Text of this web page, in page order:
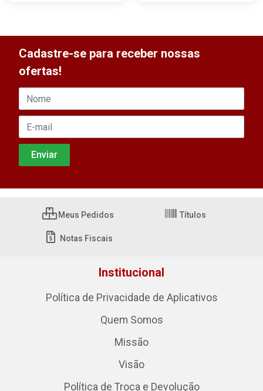
Cadastre-se para receber nossas
ofertas!
Meus Pedidos Títulos
Notas Fiscais
Institucional
Política de Privacidade de Aplicativos
Quem Somos
Missão
Visão
Política de Troca e Devolução